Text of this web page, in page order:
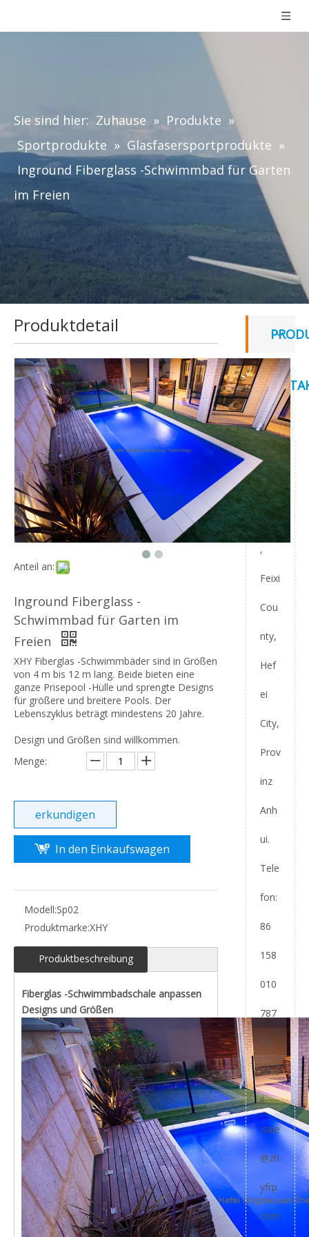
Sie sind hier: Zuhause » Produkte »
Sportprodukte » Glasfasersportprodukte »
Inground Fiberglass -Schwimmbad für Garten
im Freien
Produktdetail
Anteil an:
Inground Fiberglass -
Schwimmbad für Garten im
Freien
XHY Fiberglas -Schwimmbäder sind in Größen
von 4 m bis 12 m lang. Beide bieten eine
ganze Prisepool -Hülle und sprengte Designs
für größere und breitere Pools. Der
Lebenszyklus beträgt mindestens 20 Jahre.
Design und Größen sind willkommen.
Menge:
erkundigen
In den Einkaufswagen
Modell:Sp02
Produktmarke:XHY
Produktbeschreibung
Fiberglas -Schwimmbadschale anpassen
Designs und Größen
UNS
Add:
Yan
Dian
,
Feixi
Cou
nty,
Hef
ei
City,
Prov
inz
Anh
ui.
Tele
fon:
86
158
010
787
18
Ema
il
:sale
@zh
yfrp.
com